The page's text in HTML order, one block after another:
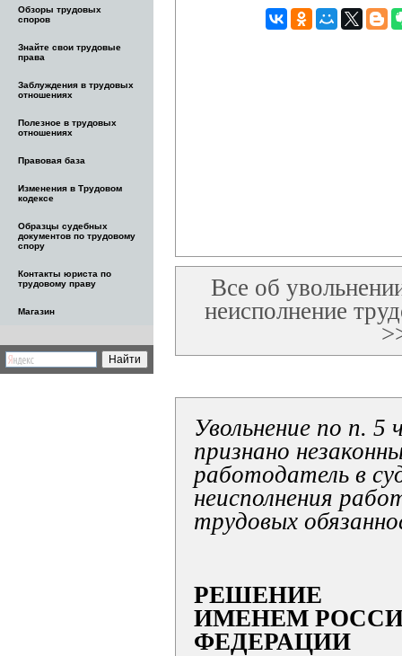
Обзоры трудовых
споров
Знайте свои трудовые
права
Заблуждения в трудовых
отношениях
Полезное в трудовых
отношениях
Правовая база
Изменения в Трудовом
кодексе
Образцы судебных
документов по трудовому
спору
Контакты юриста по
трудовому праву
Магазин
Все об
неисполнение
Увольнение по п.
признано
работодатель в
неисполнения
трудовых
РЕШЕНИЕ
ИМЕНЕМ
ФЕДЕРАЦИИ